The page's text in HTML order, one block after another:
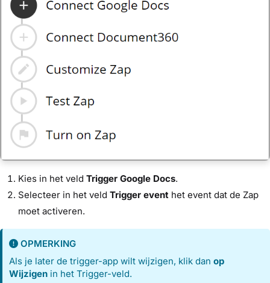
Kies in het veld Trigger Google Docs.
Selecteer in het veld Trigger event het event dat de Zap
moet activeren.
OPMERKING
Als je later de trigger-app wilt wijzigen, klik danop
Wijzigen in het Trigger-veld.